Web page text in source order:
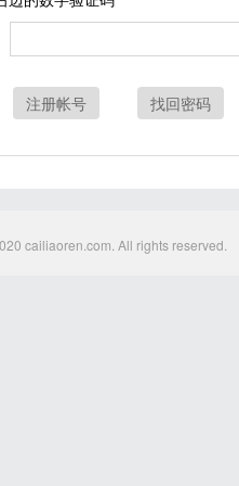
注册帐号 找回密码
cailiaoren.com. All rights reserved.